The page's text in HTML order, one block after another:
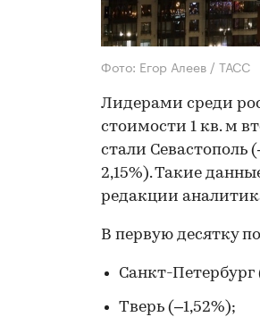
Фото: Егор Алеев / ТАСС
Лидерами среди
стоимости 1 кв. м
стали Севастополь
2,15%). Такие
редакции
В первую десятку
Санкт-Петербург
Тверь (–1,52%);